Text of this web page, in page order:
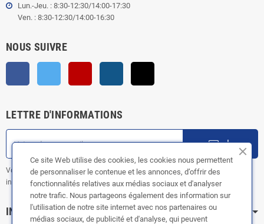
Lun.-Jeu. : 8:30-12:30/14:00-17:30
Ven. : 8:30-12:30/14:00-16:30
NOUS SUIVRE
LETTRE D'INFORMATIONS
ok
Vous pouvez vous désinscrire à tout moment. Vous trouverez pour cela nos
informations de contact dans les conditions d'utilisation du site.
INFORMATION
Ce site Web utilise des cookies, les cookies nous permettent
de personnaliser le contenue et les annonces, d’offrir des
fonctionnalités relatives aux médias sociaux et d'analyser
notre trafic. Nous partageons également des information sur
l'utilisation de notre site internet avec nos partenaires ou
médias sociaux, de publicité et d'analyse, qui peuvent